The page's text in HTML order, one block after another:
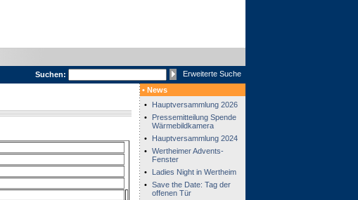
Suchen: Erweiterte Suche
• News
•
Hauptversammlung 2026
•
Pressemitteilung Spende
Wärmebildkamera
•
Hauptversammlung 2024
• Wertheimer Advents-
Fenster
•
Ladies Night in Wertheim
• Save the Date: Tag der
offenen Tür